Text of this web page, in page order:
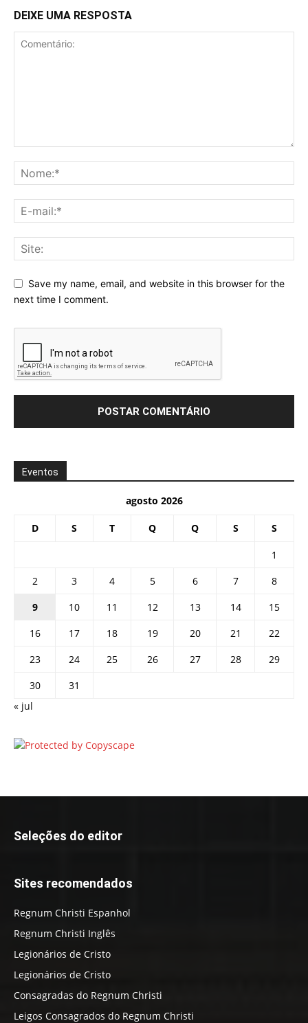
DEIXE UMA RESPOSTA
Save my name, email, and website in this browser for the
next time I comment.
Eventos
agosto 2026
D S T Q Q S S
1
2
3 4 5 6 7
8
9
10 11 12 13 14
15
16
17 18 19 20 21
22
23
24 25 26 27 28
29
30
31
« jul
Seleções do editor
Sites recomendados
Regnum Christi Espanhol
Regnum Christi Inglês
Legionários de Cristo
Legionários de Cristo
Consagradas do Regnum Christi
Leigos Consagrados do Regnum Christi